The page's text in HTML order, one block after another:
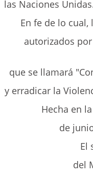
las Naciones
En fe de lo
autorizados
que se llamará
y erradicar la
Hecha en
de
El
del